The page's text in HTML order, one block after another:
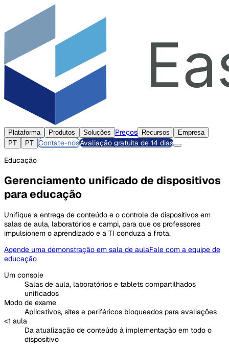
Plataforma Produtos Soluções Preços Recursos
Empresa
PT
PT Contate-nosAvaliação gratuita de 14 dias
Educação
Gerenciamento unificado de dispositivos
para educação
Unifique a entrega de conteúdo e o controle de dispositivos em
salas de aula, laboratórios e campi, para que os professores
impulsionem o aprendizado e a TI conduza a frota.
Agende uma demonstração em sala de aulaFale com a equipe de
educação
Um console
Salas de aula, laboratórios e tablets compartilhados
unificados
Modo de exame
Aplicativos, sites e periféricos bloqueados para avaliações
<1 aula
Da atualização de conteúdo à implementação em todo o
dispositivo